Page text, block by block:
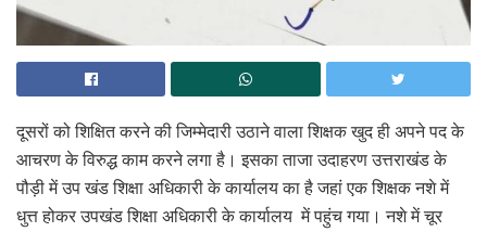
दूसरों को शिक्षित करने की जिम्मेदारी उठाने वाला शिक्षक खुद ही अपने पद के
आचरण के विरुद्ध काम करने लगा है। इसका ताजा उदाहरण उत्तराखंड के
पौड़ी में उप खंड शिक्षा अधिकारी के कार्यालय का है जहां एक शिक्षक नशे में
धुत्त होकर उपखंड शिक्षा अधिकारी के कार्यालय में पहुंच गया। नशे में चूर